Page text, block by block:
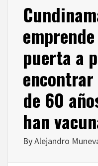
puerta a
de 60
han
ByAlejandro